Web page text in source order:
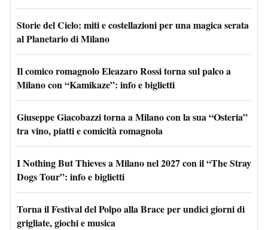
Storie del Cielo: miti e costellazioni per una magica serata
al Planetario di Milano
Il comico romagnolo Eleazaro Rossi torna sul palco a
Milano con “Kamikaze”: info e biglietti
Giuseppe Giacobazzi torna a Milano con la sua “Osteria”
tra vino, piatti e comicità romagnola
I Nothing But Thieves a Milano nel 2027 con il “The Stray
Dogs Tour”: info e biglietti
Torna il Festival del Polpo alla Brace per undici giorni di
grigliate, giochi e musica